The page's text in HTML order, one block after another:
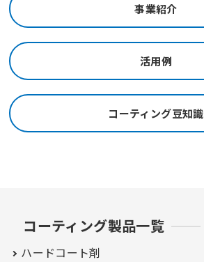
事業紹介
活用例
コーティング豆知識
コーティング製品一覧
ハードコート剤